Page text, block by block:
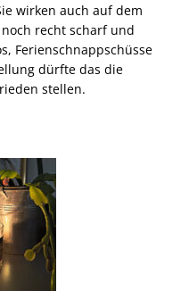
wirken auch auf dem
recht scharf und
Ferienschnappschüsse
dürfte das die
stellen.